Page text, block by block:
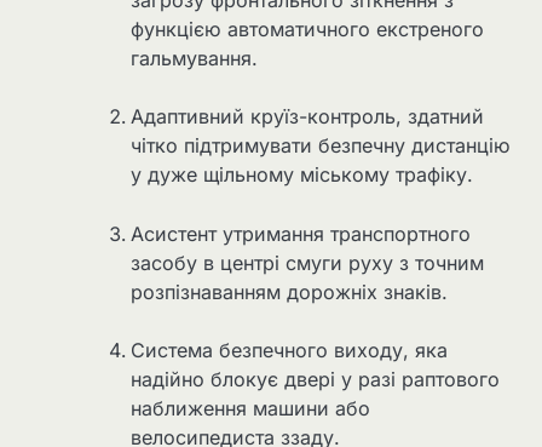
функцією автоматичного екстреного
гальмування.
Адаптивний круїз-контроль, здатний
чітко підтримувати безпечну дистанцію
у дуже щільному міському трафіку.
Асистент утримання транспортного
засобу в центрі смуги руху з точним
розпізнаванням дорожніх знаків.
Система безпечного виходу, яка
надійно блокує двері у разі раптового
наближення машини або
велосипедиста ззаду.